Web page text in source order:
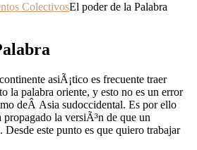
ColectivosEl poder de la Palabra
asiÃ¡tico es frecuente traer
la palabra oriente, y esto no es un error
deÂ Asia sudoccidental. Es por ello
la versiÃ³n de que un
este punto es que quiero trabajar